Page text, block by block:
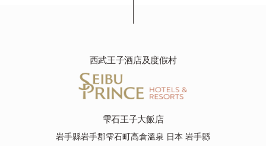
西武王子酒店及度假村
雫石王子大飯店
岩手縣岩手郡雫石町高倉溫泉 日本 岩手縣